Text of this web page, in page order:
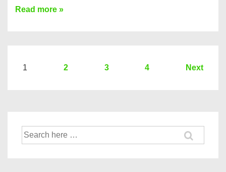
Sie
Hier
Banken
Read more »
Seitennummerierung
1 2 3 4 Next
Suche
nach: